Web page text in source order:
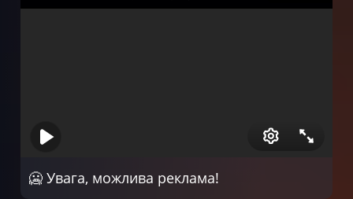
🥶 Увага, можлива реклама!